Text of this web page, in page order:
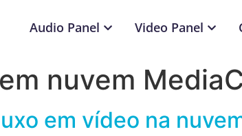
Audio Panel Video Panel
nuvem
em vídeo na